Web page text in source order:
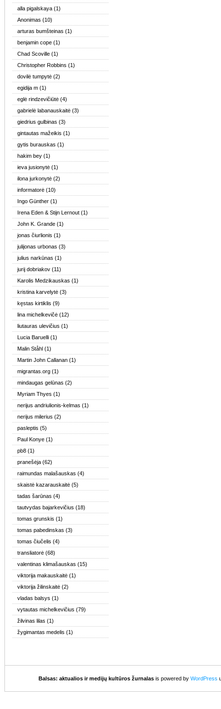
alla pigalskaya (1)
Anonimas (10)
arturas bumšteinas (1)
benjamin cope (1)
Chad Scoville (1)
Christopher Robbins (1)
dovilė tumpytė (2)
egidija m (1)
eglė rindzevičiūtė (4)
gabrielė labanauskaitė (3)
giedrius gulbinas (3)
gintautas mažeikis (1)
gytis burauskas (1)
hakim bey (1)
ieva jusionytė (1)
ilona jurkonytė (2)
informatorė (10)
Ingo Günther (1)
Irena Eden & Stijn Lernout (1)
John K. Grande (1)
jonas čiurlionis (1)
julijonas urbonas (3)
julius narkūnas (1)
jurij dobriakov (11)
Karolis Medzikauskas (1)
kristina karvelytė (3)
kęstas kirtiklis (9)
lina michelkevičė (12)
liutauras ulevičius (1)
Lucia Baruelli (1)
Malin Ståhl (1)
Martin John Callanan (1)
migrantas.org (1)
mindaugas gelūnas (2)
Myriam Thyes (1)
nerijus andriulionis-kelmas (1)
nerijus milerius (2)
pasleptis (5)
Paul Konye (1)
pb8 (1)
pranešėja (62)
raimundas malašauskas (4)
skaistė kazarauskaitė (5)
tadas šarūnas (4)
tautvydas bajarkevičius (18)
tomas grunskis (1)
tomas pabedinskas (3)
tomas čiučelis (4)
transliatorė (68)
valentinas klimašauskas (15)
viktorija makauskaitė (1)
viktorija žilinskaitė (2)
vladas balsys (1)
vytautas michelkevičius (79)
žilvinas lilas (1)
žygimantas medelis (1)
Balsas: aktualios ir medijų kultūros žurnalasis powered by WordPress